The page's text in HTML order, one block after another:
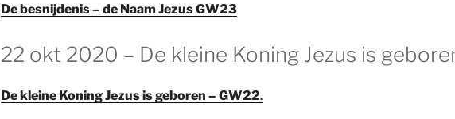
De besnijdenis – de Naam Jezus GW23
OP
22 okt 2020 – De kleine Koning Jezus is
De kleine Koning Jezus is geboren – GW22.